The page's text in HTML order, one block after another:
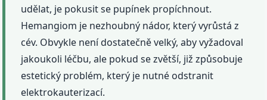
udělat, je pokusit se pupínek propíchnout.
Hemangiom je nezhoubný nádor, který vyrůstá z
cév. Obvykle není dostatečně velký, aby vyžadoval
jakoukoli léčbu, ale pokud se zvětší, již způsobuje
estetický problém, který je nutné odstranit
elektrokauterizací.